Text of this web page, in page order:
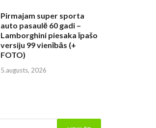
Pirmajam super sporta
auto pasaulē 60 gadi –
Lamborghini piesaka īpašo
versiju 99 vienībās (+
FOTO)
5.augusts, 2026